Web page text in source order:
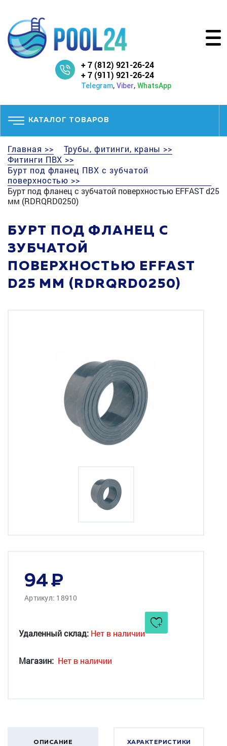
+ 7 (812) 921-26-24
+ 7 (911) 921-26-24
Telegram, Viber, WhatsApp
КАТАЛОГ ТОВАРОВ
Главная >>
Трубы, фитинги, краны >>
Фитинги ПВХ >>
Бурт под фланец ПВХ с зубчатой
поверхностью >>
Бурт под фланец с зубчатой поверхностью EFFAST d25
мм (RDRQRD0250)
БУРТ ПОД ФЛАНЕЦ С
ЗУБЧАТОЙ
ПОВЕРХНОСТЬЮ EFFAST
D25 ММ (RDRQRD0250)
94
Артикул: 18910
Удаленный склад: Нет в наличии
Магазин: Нет в наличии
ОПИСАНИЕ ХАРАКТЕРИСТИКИ